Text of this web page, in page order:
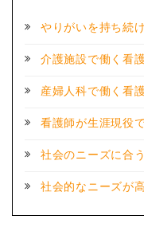
やりがいを持ち続
介護施設で働く看
産婦人科で働く看
看護師が生涯現役
社会のニーズに合
社会的なニーズが